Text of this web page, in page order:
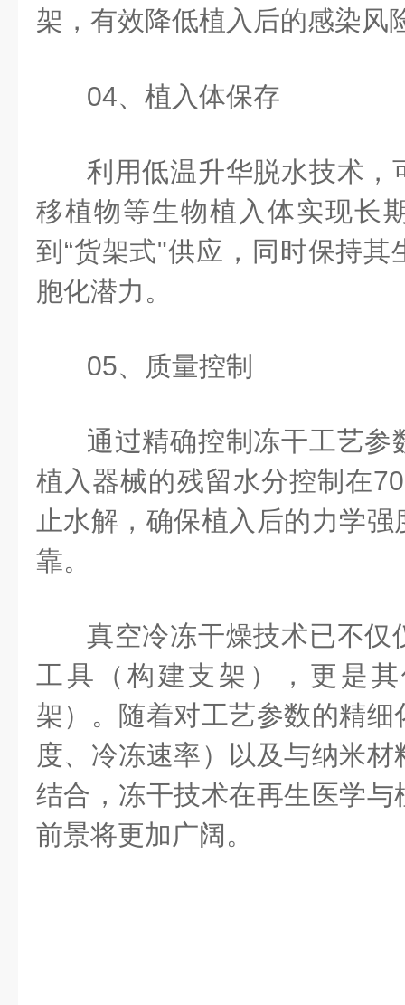
架，有效降低植入后的感染风
04、植入体保存
利用低温升华脱水技术，
移植物等生物植入体实现长
到“货架式"供应，同时保持其
胞化潜力。
05、质量控制
通过精确控制冻干工艺参
植入器械的残留水分控制在
止水解，确保植入后的力学
靠。
真空冷冻干燥技术已不仅
工具（构建支架），更是
架）。随着对工艺参数的精
度、冷冻速率）以及与纳米
结合，冻干技术在再生医学
前景将更加广阔。